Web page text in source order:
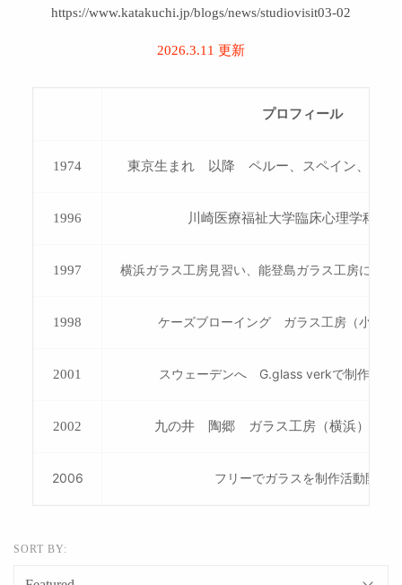
https://www.katakuchi.jp/blogs/news/studiovisit03-02
2026.3.11 更新
プロフィール
1974 東京生まれ 以降 ペルー、スペイン、イギ
1996 川崎医療福祉大学臨床心理学科
1997 横浜ガラス工房見習い、能登島ガラス工房にて吹
1998 ケーズブローイング ガラス工房（小樽）
2001 スウェーデンへ G.glass verkで制作アシ
2002 九の井 陶郷 ガラス工房（横浜）運営
2006 フリーでガラスを制作活動開始
SORT BY: